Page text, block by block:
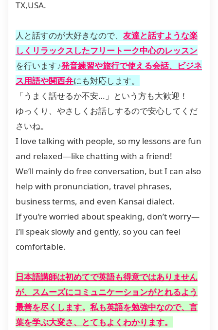
TX,USA.
人と話すのが大好きなので、 友達と話すような楽
しくリラックスしたフリートーク中心のレッスン
を行います♪発音練習や旅行で使える会話、ビジネ
ス用語や関西弁にも対応します。
「うまく話せるか不安…」という方も大歓迎！
ゆっくり、やさしくお話しするので安心してくだ
さいね。
I love talking with people, so my lessons are fun
and relaxed—like chatting with a friend!
We’ll mainly do free conversation, but I can also
help with pronunciation, travel phrases,
business terms, and even Kansai dialect.
If you’re worried about speaking, don’t worry—
I’ll speak slowly and gently, so you can feel
comfortable.
日本語講師は初めてで英語も得意ではありません
が、スムーズにコミュニケーションがとれるよう
最善を尽くします。 私も英語を勉強中なので、言
葉を学ぶ大変さ、とてもよくわかります。